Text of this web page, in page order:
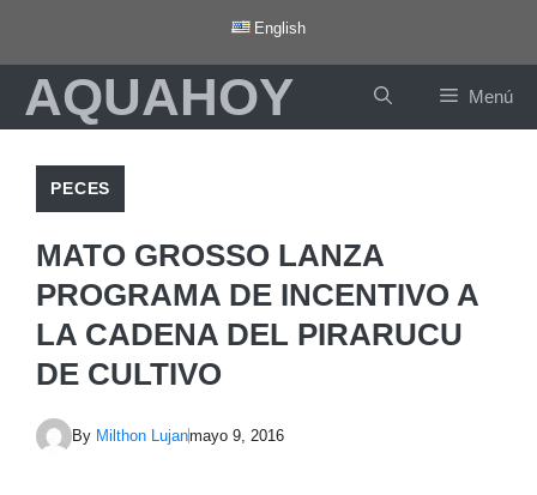
contenido
English
AQUAHOY Menú
PECES
MATO GROSSO LANZA
PROGRAMA DE INCENTIVO A
LA CADENA DEL PIRARUCU
DE CULTIVO
By Milthon Lujanmayo 9, 2016